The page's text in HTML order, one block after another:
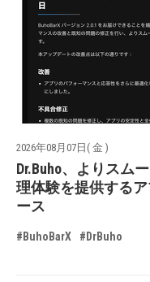
2026年08月07日( 金 )
Dr.Buho、よりスム
理体験を提供するア
ース
#BuhoBarX #DrBuho